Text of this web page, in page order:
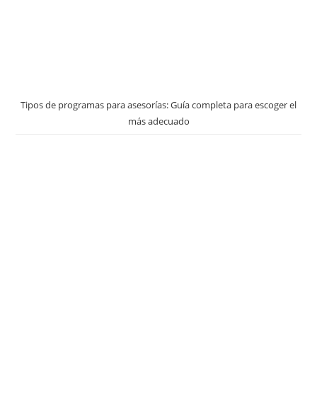
Tipos de programas para asesorías: Guía completa para escoger el
más adecuado